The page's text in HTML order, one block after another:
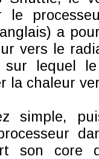
le
a
vers le
lequel le
la chaleur
simple,
son core